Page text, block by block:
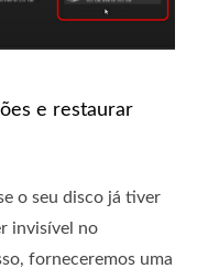
e restaurar
o seu disco já tiver
invisível no
forneceremos uma